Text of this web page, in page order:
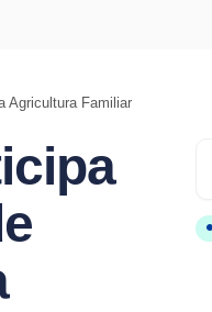
Agricultura Familiar